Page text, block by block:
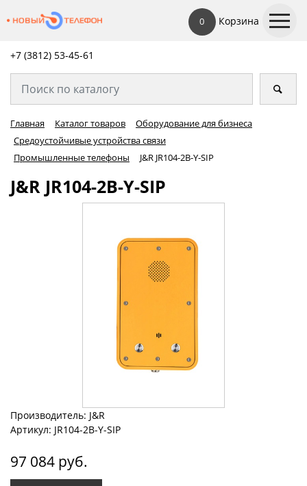
0 Корзина
+7 (3812) 53-45-61
Главная Каталог товаров
Оборудование для бизнеса
Средоустойчивые устройства связи
Промышленные телефоны
J&R JR104-2B-Y-SIP
J&R JR104-2B-Y-SIP
Производитель: J&R
Артикул: JR104-2B-Y-SIP
97 084 руб.